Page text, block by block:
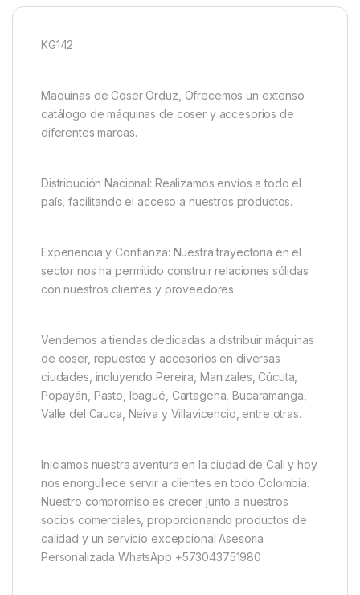
KG142
Maquinas de Coser Orduz, Ofrecemos un extenso
catálogo de máquinas de coser y accesorios de
diferentes marcas.
Distribución Nacional: Realizamos envíos a todo el
país, facilitando el acceso a nuestros productos.
Experiencia y Confianza: Nuestra trayectoria en el
sector nos ha permitido construir relaciones sólidas
con nuestros clientes y proveedores.
Vendemos a tiendas dedicadas a distribuir máquinas
de coser, repuestos y accesorios en diversas
ciudades, incluyendo Pereira, Manizales, Cúcuta,
Popayán, Pasto, Ibagué, Cartagena, Bucaramanga,
Valle del Cauca, Neiva y Villavicencio, entre otras.
Iniciamos nuestra aventura en la ciudad de Cali y hoy
nos enorgullece servir a clientes en todo Colombia.
Nuestro compromiso es crecer junto a nuestros
socios comerciales, proporcionando productos de
calidad y un servicio excepcional Asesoria
Personalizada WhatsApp +573043751980